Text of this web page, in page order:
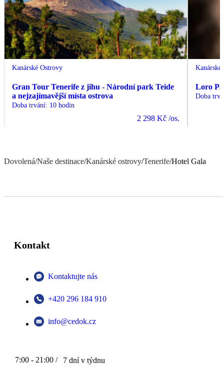
Kanárské Ostrovy
Gran Tour Tenerife z jihu - Národní park Teide
a nejzajímavější místa ostrova
Doba trvání: 10 hodin
2 298 Kč /os.
Loro
Doba
Dovolená/Naše destinace/Kanárské ostrovy/Tenerife/Hotel Gala
Kontakt
Kontaktujte nás
+420 296 184 910
info@cedok.cz
7:00 - 21:00 / 7 dní v týdnu